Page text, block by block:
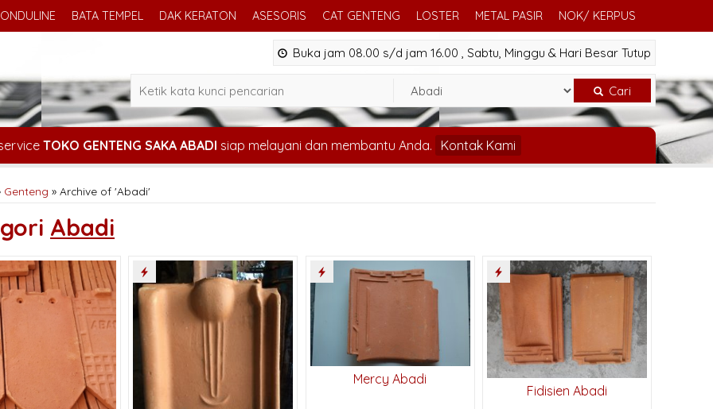
ONDULINE BATA TEMPEL DAK KERATON ASESORIS CAT GENTENG LOSTER METAL PASIR NOK/ KERPUS
Buka jam 08.00 s/d jam 16.00 , Sabtu, Minggu & Hari Besar Tutup
Cari
TOKO GENTENG SAKA ABADI siap melayani dan membantu Anda. Kontak Kami
Genteng » Archive of 'Abadi'
Abadi
Mercy Abadi
Fidisien Abadi